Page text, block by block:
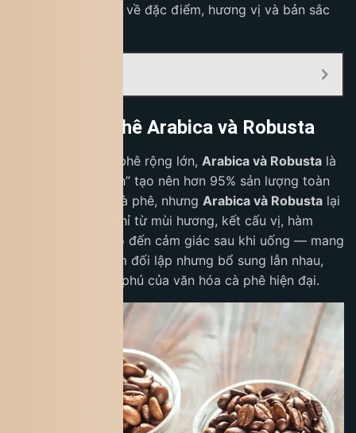
tiết để hiểu rõ hơn về đặc điểm, hương vị và bản sắc
So sánh cà phê Arabica và Robusta
Trong thế giới cà phê rộng lớn, Arabica và Robusta là
hai “nhân vật chính” tạo nên hơn 95% sản lượng toàn
cầu. Tuy cùng là cà phê, nhưng Arabica và Robusta lại
khác biệt không chỉ từ mùi hương, kết cấu vị, hàm
lượng caffeine cho đến cảm giác sau khi uống — mang
đến hai trải nghiệm đối lập nhưng bổ sung lẫn nhau,
tạo nên sự phong phú của văn hóa cà phê hiện đại.